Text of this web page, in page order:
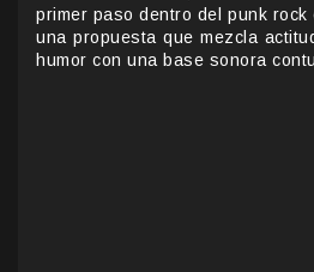
primer paso dentro del punk rock
una propuesta que mezcla
humor con una base sonora